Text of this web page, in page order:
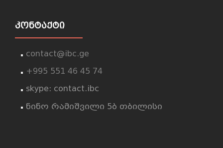
ᲙᲝᲜᲢᲐᲥᲢᲘ
contact@ibc.ge
+995 551 46 45 74
skype: contact.ibc
ნინო რამიშვილი 5ბ თბილისი